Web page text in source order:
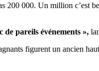
200 000. Un million c’est
de pareils événements »,
figurent un ancien